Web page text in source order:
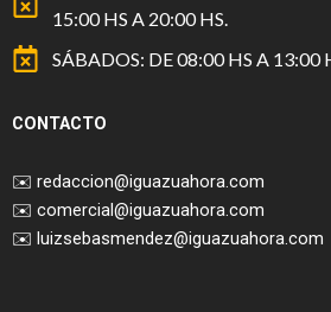
15:00 HS A 20:00 HS.
SÁBADOS: DE 08:00 HS A 13:00
CONTACTO
✉️ redaccion@iguazuahora.com
✉️ comercial@iguazuahora.com
✉️ luizsebasmendez@iguazuahora.com